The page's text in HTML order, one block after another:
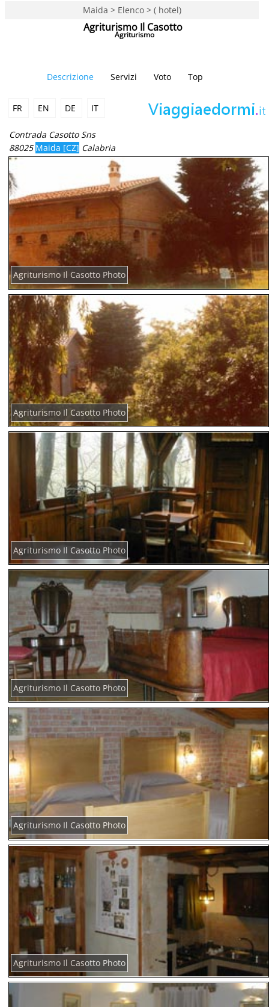
Maida > Elenco > ( hotel)
Agriturismo Il Casotto
Agriturismo
Descrizione Servizi Voto Top
FR EN DE IT
Contrada Casotto Sns
88025 Maida [CZ] Calabria
Agriturismo Il Casotto Photo
Agriturismo Il Casotto Photo
Agriturismo Il Casotto Photo
Agriturismo Il Casotto Photo
Agriturismo Il Casotto Photo
Agriturismo Il Casotto Photo